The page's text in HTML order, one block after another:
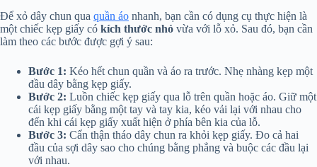
Để xỏ dây chun qua quần áo nhanh, bạn cần có dụng cụ thực hiện là
một chiếc kẹp giấy có kích thước nhỏ vừa với lỗ xỏ. Sau đó, bạn cần
làm theo các bước được gợi ý sau:
Bước 1: Kéo hết chun quần và áo ra trước. Nhẹ nhàng kẹp một
đầu dây bằng kẹp giấy.
Bước 2: Luồn chiếc kẹp giấy qua lỗ trên quần hoặc áo. Giữ một
cái kẹp giấy bằng một tay và tay kia, kéo vải lại với nhau cho
đến khi cái kẹp giấy xuất hiện ở phía bên kia của lỗ.
Bước 3: Cẩn thận tháo dây chun ra khỏi kẹp giấy. Đo cả hai
đầu của sợi dây sao cho chúng bằng phẳng và buộc các đầu lại
với nhau.